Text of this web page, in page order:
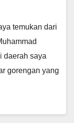
temukan dari
daerah saya
gorengan yang